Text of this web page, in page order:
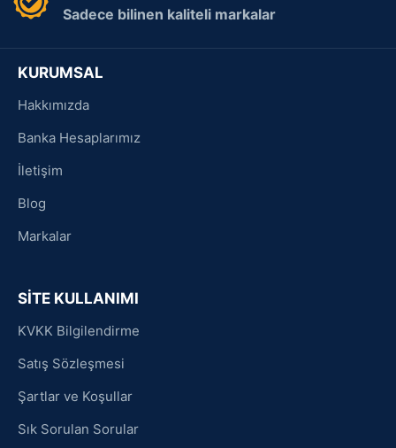
Sadece bilinen kaliteli markalar
KURUMSAL
Hakkımızda
Banka Hesaplarımız
İletişim
Blog
Markalar
SİTE KULLANIMI
KVKK Bilgilendirme
Satış Sözleşmesi
Şartlar ve Koşullar
Sık Sorulan Sorular